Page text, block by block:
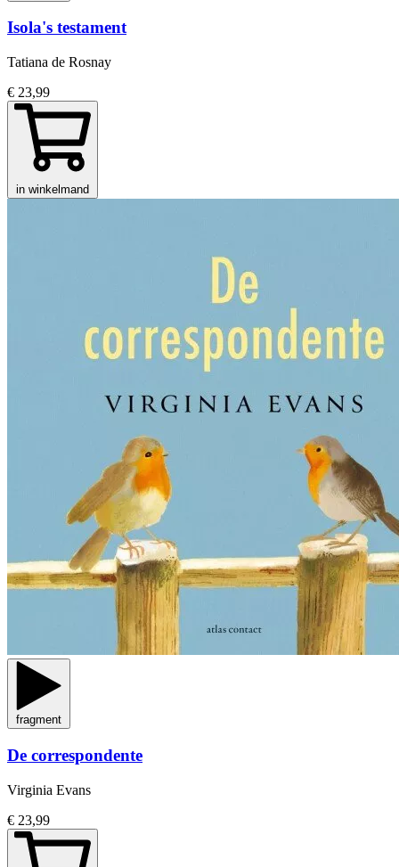
Isola's testament
Tatiana de Rosnay
€ 23,99
in winkelmand
fragment
De correspondente
Virginia Evans
€ 23,99